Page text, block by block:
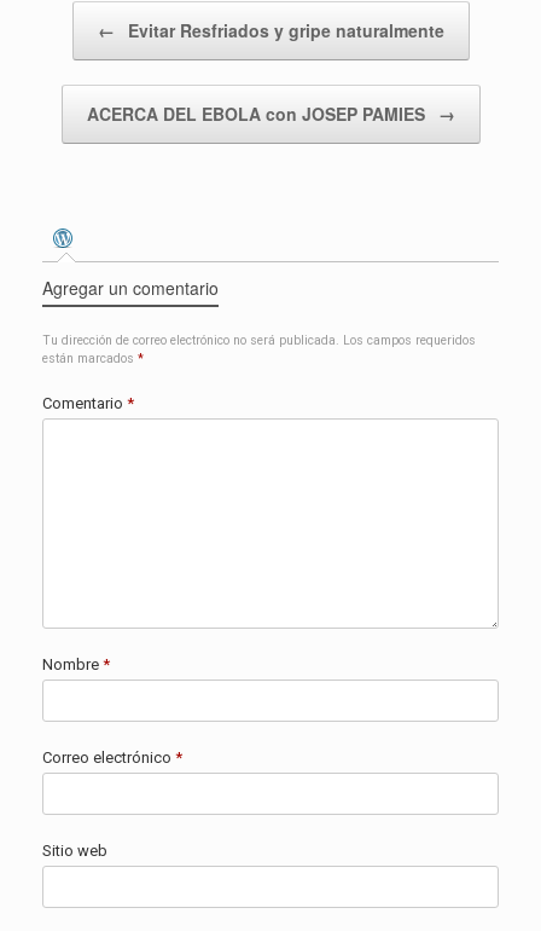
← Evitar Resfriados y gripe naturalmente
ACERCA DEL EBOLA con JOSEP PAMIES →
Agregar un comentario
Tu dirección de correo electrónico no será publicada.
Los campos requeridos
están marcados *
Comentario *
Nombre *
Correo electrónico *
Sitio web